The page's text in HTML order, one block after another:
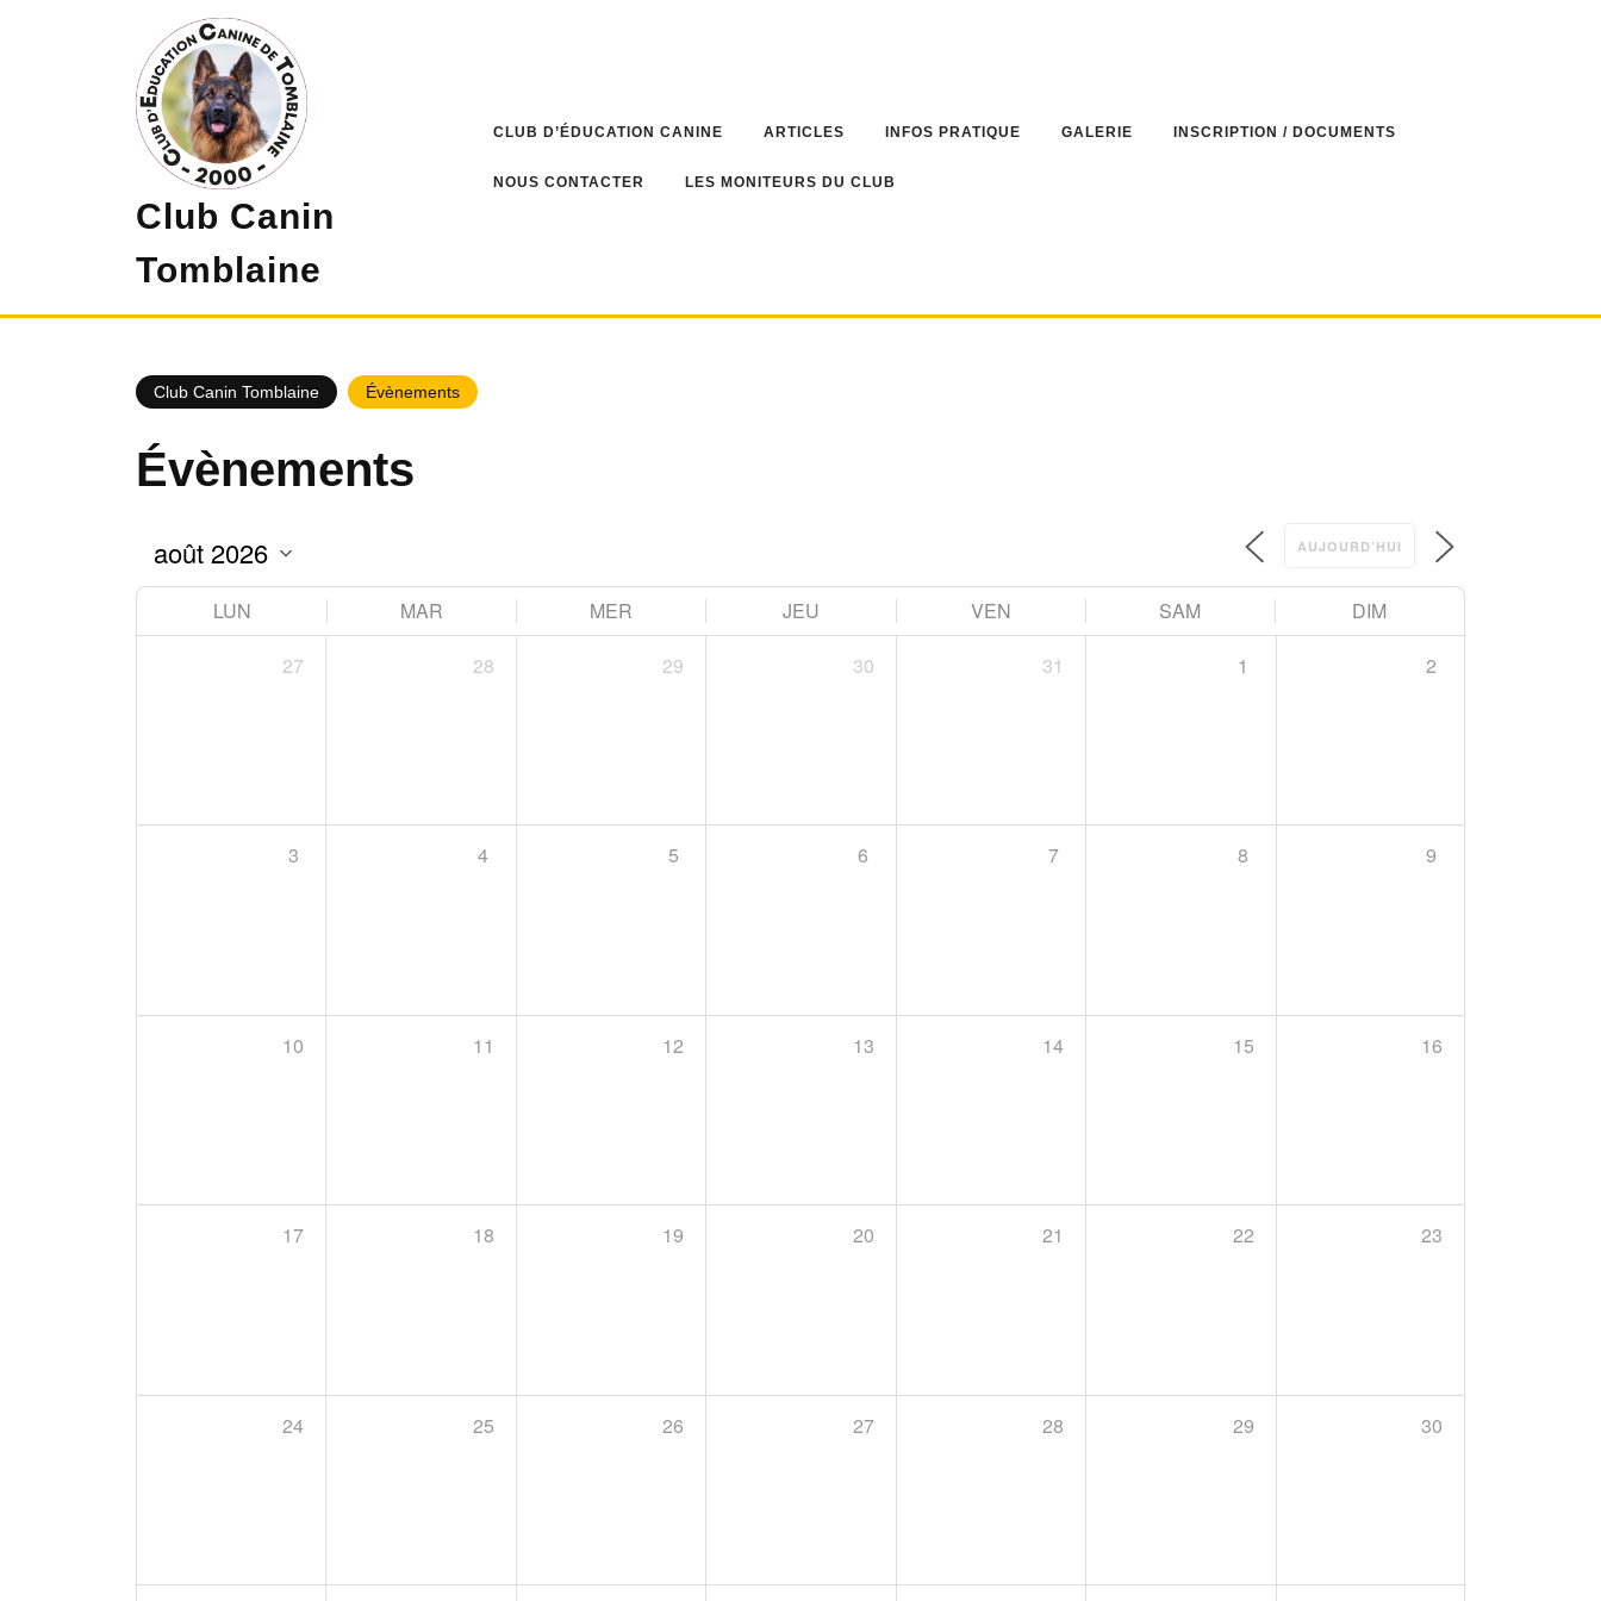
Club Canin
Tomblaine
CLUB D’ÉDUCATION CANINE ARTICLES INFOS PRATIQUE GALERIE INSCRIPTION / DOCUMENTS
NOUS CONTACTER LES MONITEURS DU CLUB
Club Canin Tomblaine Évènements
Évènements
AUJOURD’HUI
LUN MAR MER JEU VEN SAM
DIM
27
28 29 30 31 1 2
3 4 5 6 7 8 9
10 11 12 13 14 15 16
17 18 19 20 21 22 23
24 25 26 27 28 29 30